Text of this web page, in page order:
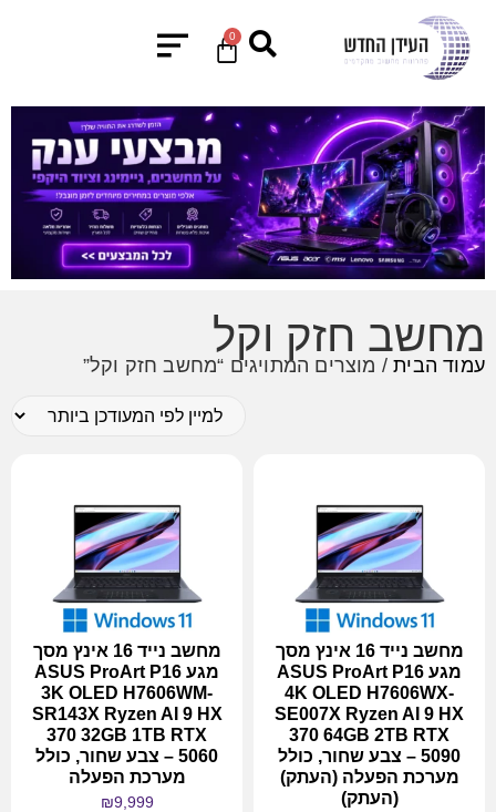
0
מחשב חזק וקל
עמוד הבית/ מוצרים המתויגים “מחשב חזק וקל”
מחשב נייד 16 אינץ מסך
מגע ASUS ProArt P16
4K OLED H7606WX-
SE007X Ryzen AI 9 HX
370 64GB 2TB RTX
5090 – צבע שחור, כולל
מערכת הפעלה (העתק)
(העתק)
מחשב נייד 16 אינץ מסך
מגע ASUS ProArt P16
3K OLED H7606WM-
SR143X Ryzen AI 9 HX
370 32GB 1TB RTX
5060 – צבע שחור, כולל
מערכת הפעלה
₪9,999